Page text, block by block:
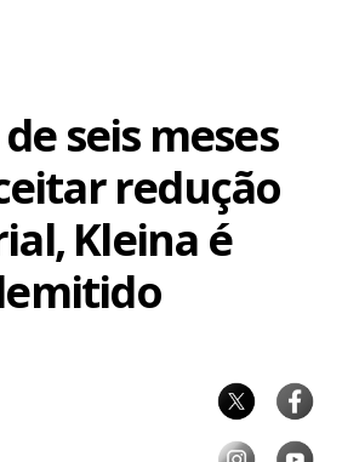
seis meses
redução
Kleina é